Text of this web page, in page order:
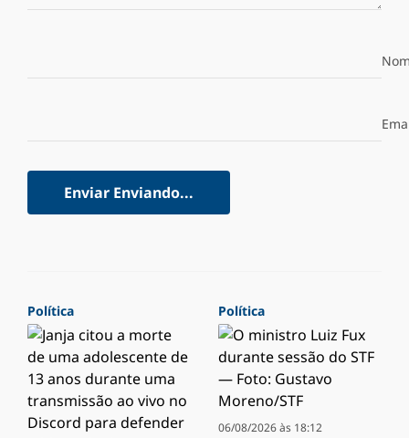
Enviar Enviando...
Política Política
06/08/2026 às 18:12